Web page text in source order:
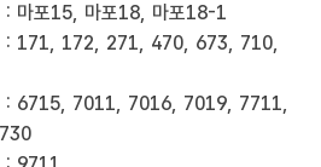
: 마포15, 마포18, 마포18-1
: 171, 172, 271, 470, 673, 710,
: 6715, 7011, 7016, 7019, 7711,